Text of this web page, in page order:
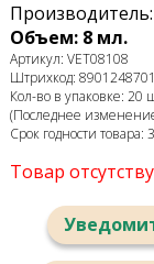
Объем: 8 мл.
Артикул: VET08108
Штрихкод:
Кол-во в упаковке: 20
(Последнее
Срок годности товара:
Товар